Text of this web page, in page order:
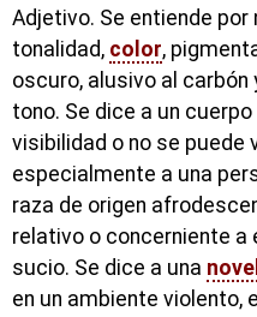
Adjetivo. Se entiende por
tonalidad, color,
oscuro, alusivo al
tono. Se dice a un
visibilidad o no se puede
especialmente a una
raza de origen
relativo o concerniente a
sucio. Se dice a una
en un ambiente violento,